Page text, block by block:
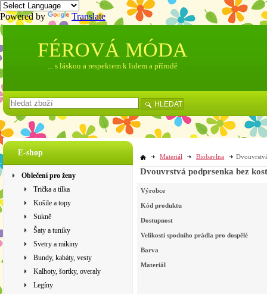
Powered by Translate
E-shop
Oblečení pro ženy
Trička a tílka
Košile a topy
Sukně
Šaty a tuniky
Svetry a mikiny
Bundy, kabáty, vesty
Kalhoty, šortky, overaly
Legíny
Materiál Biobavlna
Dvouvrstvá podprsenka bez
Výrobce
Kód produktu
Dostupnost
Velikosti spodního prádla pro dospělé
Barva
Materiál
FÉROVÁ MÓDA
... s láskou a respektem k lidem a přírodě
HLEDAT